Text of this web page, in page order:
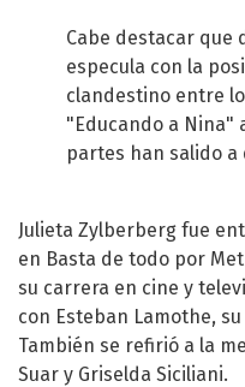
Cabe destacar que
especula con la
clandestino entre
"Educando a Nina"
partes han salido
Julieta Zylberberg fue
en Basta de todo por
su carrera en cine y
con Esteban Lamothe,
También se refirió a la
Suar y Griselda Siciliani.